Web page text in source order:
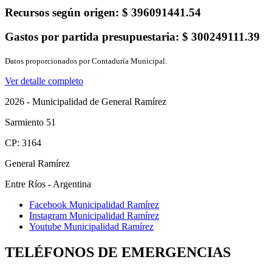
Recursos según origen: $ 396091441.54
Gastos por partida presupuestaria: $ 300249111.39
Datos proporcionados por Contaduría Municipal.
Ver detalle completo
2026 - Municipalidad de General Ramírez
Sarmiento 51
CP: 3164
General Ramírez
Entre Ríos - Argentina
Facebook Municipalidad Ramírez
Instagram Municipalidad Ramírez
Youtube Municipalidad Ramírez
TELÉFONOS DE EMERGENCIAS